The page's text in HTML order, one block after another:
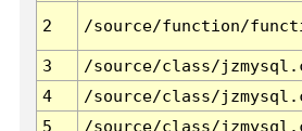
2 /source/function/
3 /source/class/
4
/source/class/
5
/source/class/